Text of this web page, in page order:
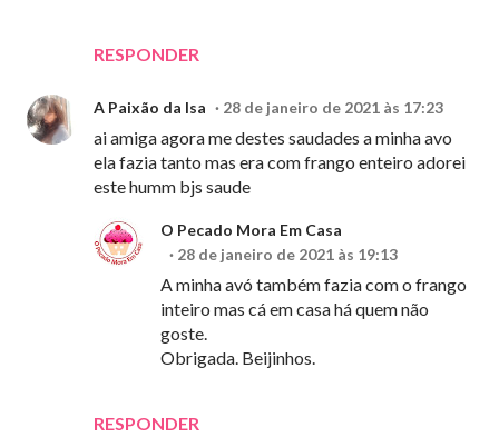
RESPONDER
A Paixão da Isa 28 de janeiro de 2021 às 17:23
ai amiga agora me destes saudades a minha avo
ela fazia tanto mas era com frango enteiro adorei
este humm bjs saude
RESPONDER
O Pecado Mora Em Casa
28 de janeiro de 2021 às 19:13
A minha avó também fazia com o frango
inteiro mas cá em casa há quem não
goste.
Obrigada. Beijinhos.